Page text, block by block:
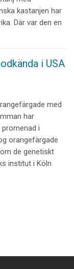
kastanjen har
Där var den en
i USA
med
har
i
orangefärgade
de genetiskt
institut i Köln